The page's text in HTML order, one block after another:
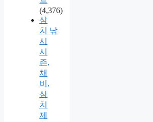
(4,376)
삼
치 낚
시
시
즌,
채
비,
삼
치
제